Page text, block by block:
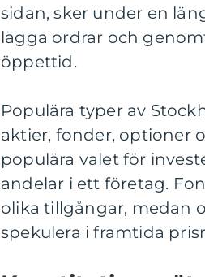
sidan, sker under en
lägga ordrar och
öppettid.
Populära typer av
aktier, fonder, optioner
populära valet för
andelar i ett företag.
olika tillgångar, medan
spekulera i framtida